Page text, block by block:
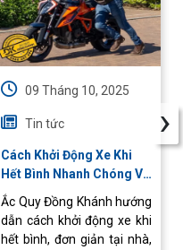
09 Tháng 10, 2025
Tin tức
Cách Khởi Động Xe Khi
Hết Bình Nhanh Chóng Và
An Toàn
Ắc Quy Đồng Khánh hướng
dẫn cách khởi động xe khi
hết bình, đơn giản tại nhà,
›